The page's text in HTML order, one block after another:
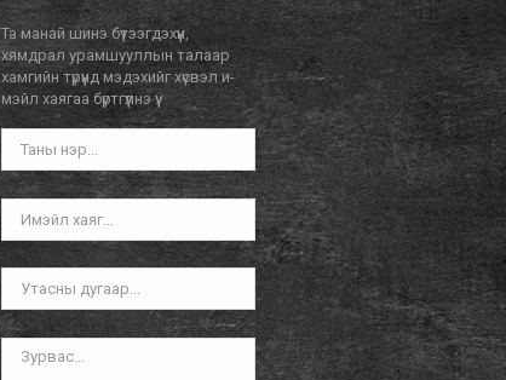
Та манай шинэ бүтээгдэхүүн,
хямдрал урамшууллын талаар
хамгийн түрүүнд мэдэхийг хүсвэл и-
мэйл хаягаа бүртгүүлнэ үү.